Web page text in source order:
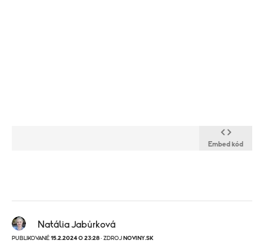
Embed kód
Natália Jabůrková
PUBLIKOVANÉ 15.2.2024 O 23:28 · ZDROJ NOVINY.SK